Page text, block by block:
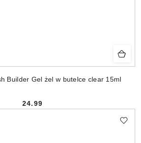
Builder Gel żel w butelce clear 15ml
Cena:
24.99